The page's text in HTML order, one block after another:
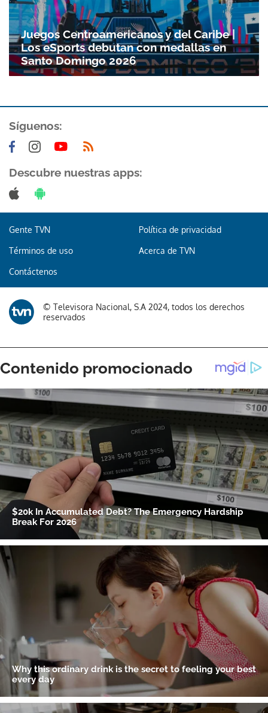
Gracias por suscribirte a nuestro boletín.
ACEPTAR
Juegos Centroamericanos y del Caribe |
Los eSports debutan con medallas en
Santo Domingo 2026
Síguenos:
Descubre nuestras apps:
Gente TVN Política de privacidad
Términos de uso Acerca de TVN
Contáctenos
© Televisora Nacional, S.A 2024, todos los derechos
reservados